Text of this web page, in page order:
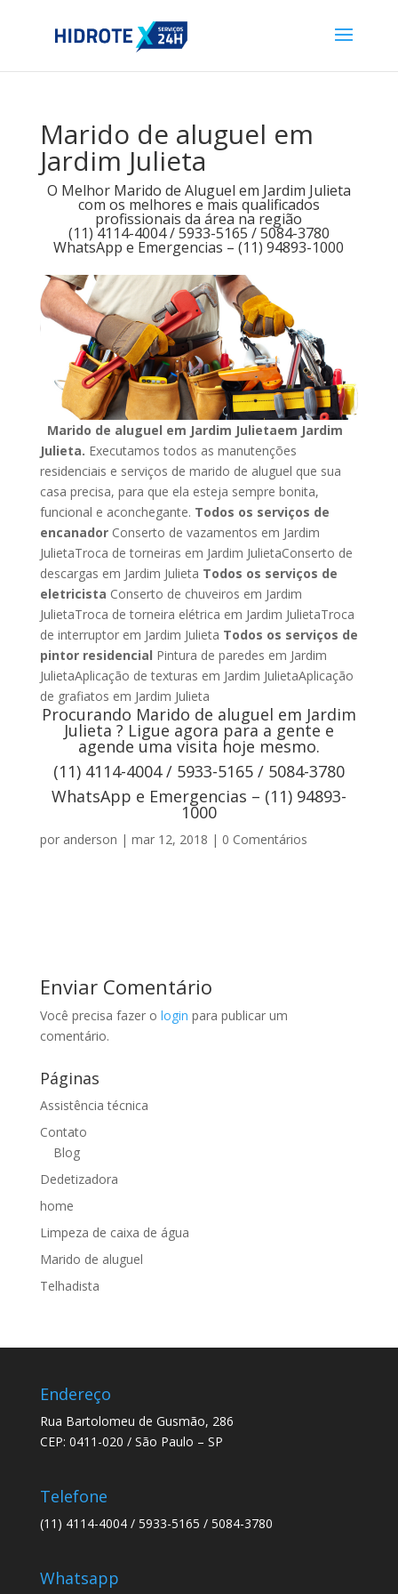
Marido de aluguel em
Jardim Julieta
O Melhor Marido de Aluguel em Jardim Julieta
com os melhores e mais qualificados
profissionais da área na região
(11) 4114-4004 / 5933-5165 / 5084-3780
WhatsApp e Emergencias – (11) 94893-1000
Marido de aluguel em Jardim Julietaem Jardim
Julieta. Executamos todos as manutenções
residenciais e serviços de marido de aluguel que sua
casa precisa, para que ela esteja sempre bonita,
funcional e aconchegante. Todos os serviços de
encanadorConserto de vazamentos em Jardim
JulietaTroca de torneiras em Jardim JulietaConserto de
descargas em Jardim Julieta Todos os serviços de
eletricista Conserto de chuveiros em Jardim
JulietaTroca de torneira elétrica em Jardim JulietaTroca
de interruptor em Jardim Julieta Todos os serviços de
pintor residencial Pintura de paredes em Jardim
JulietaAplicação de texturas em Jardim JulietaAplicação
de grafiatos em Jardim Julieta
Procurando Marido de aluguel em Jardim
Julieta ? Ligue agora para a gente e
agende uma visita hoje mesmo.
(11) 4114-4004 / 5933-5165 / 5084-3780
WhatsApp e Emergencias – (11) 94893-
1000
por anderson | mar 12, 2018 | 0 Comentários
Enviar Comentário
Você precisa fazer o login para publicar um
comentário.
Páginas
Assistência técnica
Contato
Blog
Dedetizadora
home
Limpeza de caixa de água
Marido de aluguel
Telhadista
Endereço
Rua Bartolomeu de Gusmão, 286
CEP: 0411-020 / São Paulo – SP
Telefone
(11) 4114-4004 / 5933-5165 / 5084-3780
Whatsapp